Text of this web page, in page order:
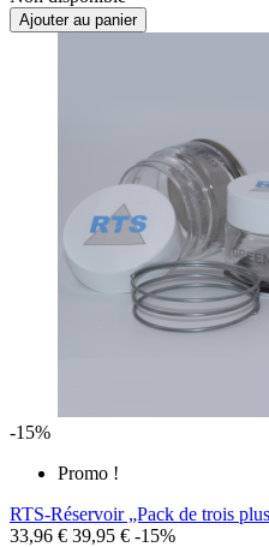
Ajouter au panier
-15%
Promo !
RTS-Réservoir „Pack de trois
33,96 € 39,95 € -15%